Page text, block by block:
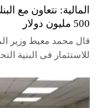
المالية: نتعاون مع
500 مليون دولار
قال محمد معيط وزير
للاستثمار فى البنية